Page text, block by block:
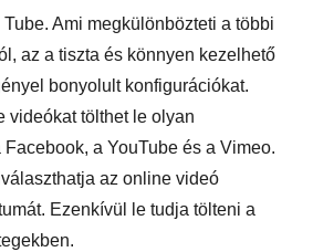
Ami megkülönbözteti a többi
az a tiszta és könnyen kezelhető
bonyolult konfigurációkat.
videókat tölthet le olyan
a YouTube és a Vimeo.
az online videó
Ezenkívül le tudja tölteni a